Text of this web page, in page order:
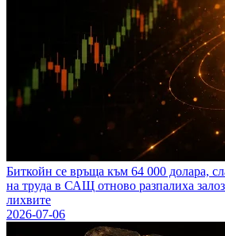
Биткойн се връща към 64 000 долара,
на труда в САЩ отново разпалиха
лихвите
2026-07-06